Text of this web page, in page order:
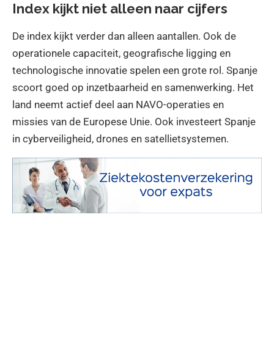
Index kijkt niet alleen naar cijfers
De index kijkt verder dan alleen aantallen. Ook de
operationele capaciteit, geografische ligging en
technologische innovatie spelen een grote rol. Spanje
scoort goed op inzetbaarheid en samenwerking. Het
land neemt actief deel aan NAVO-operaties en
missies van de Europese Unie. Ook investeert Spanje
in cyberveiligheid, drones en satellietsystemen.